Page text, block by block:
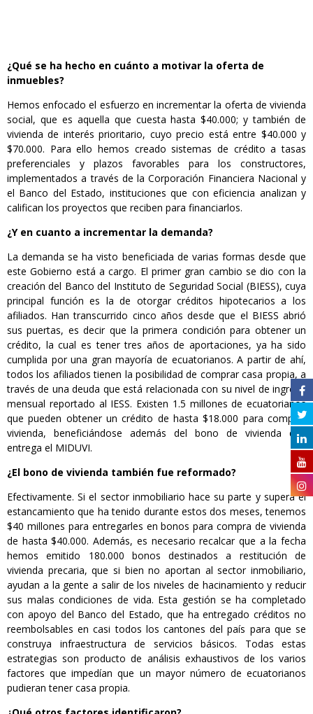
¿Qué se ha hecho en cuánto a motivar la oferta de
inmuebles?
Hemos enfocado el esfuerzo en incrementar la oferta de vivienda
social, que es aquella que cuesta hasta $40.000; y también de
vivienda de interés prioritario, cuyo precio está entre $40.000 y
$70.000. Para ello hemos creado sistemas de crédito a tasas
preferenciales y plazos favorables para los constructores,
implementados a través de la Corporación Financiera Nacional y
el Banco del Estado, instituciones que con eficiencia analizan y
califican los proyectos que reciben para financiarlos.
¿Y en cuanto a incrementar la demanda?
La demanda se ha visto beneficiada de varias formas desde que
este Gobierno está a cargo. El primer gran cambio se dio con la
creación del Banco del Instituto de Seguridad Social (BIESS), cuya
principal función es la de otorgar créditos hipotecarios a los
afiliados. Han transcurrido cinco años desde que el BIESS abrió
sus puertas, es decir que la primera condición para obtener un
crédito, la cual es tener tres años de aportaciones, ya ha sido
cumplida por una gran mayoría de ecuatorianos. A partir de ahí,
todos los afiliados tienen la posibilidad de comprar casa propia, a
través de una deuda que está relacionada con su nivel de ingreso
mensual reportado al IESS. Existen 1.5 millones de ecuatorianos
que pueden obtener un crédito de hasta $18.000 para comprar
vivienda, beneficiándose además del bono de vivienda que
entrega el MIDUVI.
¿El bono de vivienda también fue reformado?
Efectivamente. Si el sector inmobiliario hace su parte y supera el
estancamiento que ha tenido durante estos dos meses, tenemos
$40 millones para entregarles en bonos para compra de vivienda
de hasta $40.000. Además, es necesario recalcar que a la fecha
hemos emitido 180.000 bonos destinados a restitución de
vivienda precaria, que si bien no aportan al sector inmobiliario,
ayudan a la gente a salir de los niveles de hacinamiento y reducir
sus malas condiciones de vida. Esta gestión se ha completado
con apoyo del Banco del Estado, que ha entregado créditos no
reembolsables en casi todos los cantones del país para que se
construya infraestructura de servicios básicos. Todas estas
estrategias son producto de análisis exhaustivos de los varios
factores que impedían que un mayor número de ecuatorianos
pudieran tener casa propia.